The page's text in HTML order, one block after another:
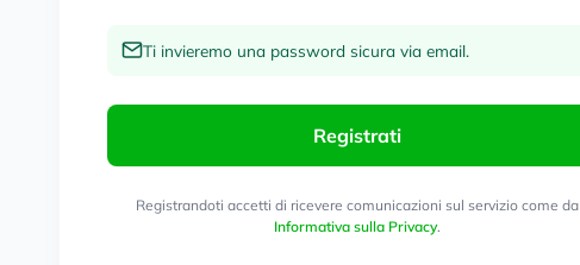
Ti invieremo una password sicura via email.
Registrati
Registrandoti accetti di ricevere comunicazioni sul servizio come da
Informativa sulla Privacy.